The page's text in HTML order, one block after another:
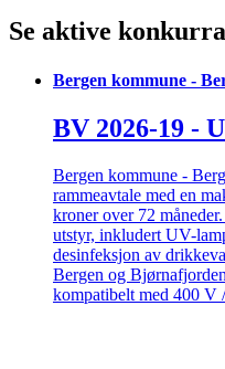
Se aktive
Bergen kommune -
BV 2026-19 -
Bergen kommune -
rammeavtale med en
kroner over 72
utstyr, inkludert UV-
desinfeksjon av
Bergen og
kompatibelt med 400 V